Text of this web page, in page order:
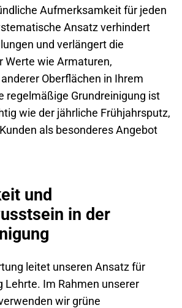
Aufmerksamkeit für jeden
Ansatz verhindert
und verlängert die
Werte wie Armaturen,
Oberflächen in Ihrem
regelmäßige Grundreinigung ist
wie der jährliche Frühjahrsputz,
als besonderes Angebot
und
in der
leitet unseren Ansatz für
Lehrte. Im Rahmen unserer
wir grüne